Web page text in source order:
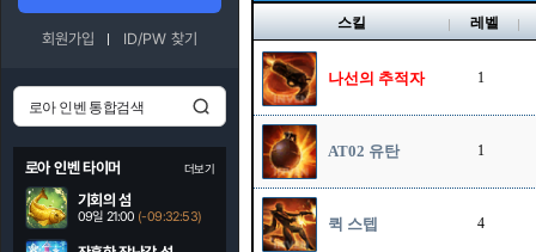
회원가입 ID/PW 찾기
로아 인벤 타이머 더보기
기회의 섬
09일 21:00 (-09:32:52)
스킬 레벨
나선의 추적자 1
AT02 유탄 1
퀵 스텝 4